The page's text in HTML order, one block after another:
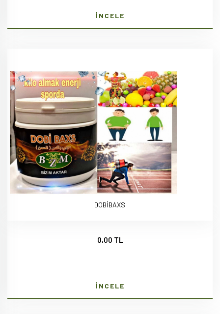
İNCELE
DOBİBAXS
0,00 TL
İNCELE